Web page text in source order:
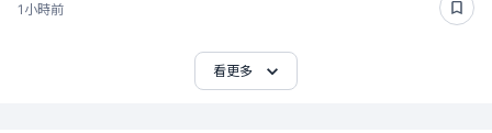
1小時前
看更多